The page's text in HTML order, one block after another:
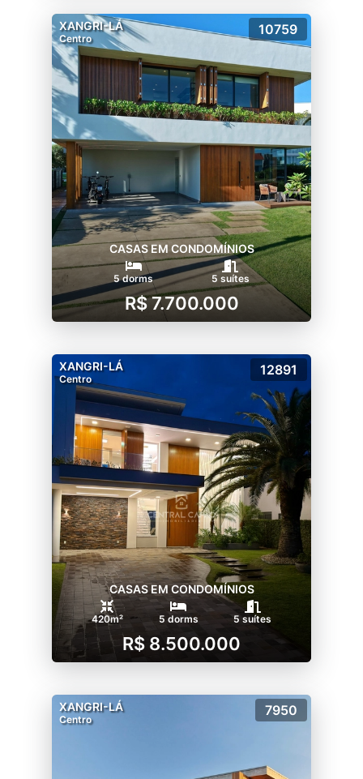
XANGRI-LÁ
Centro
10759
CASAS EM CONDOMÍNIOS
5 dorms 5 suítes
R$ 7.700.000
XANGRI-LÁ
Centro
12891
CASAS EM CONDOMÍNIOS
420m² 5 dorms 5 suítes
R$ 8.500.000
XANGRI-LÁ
Centro
7950